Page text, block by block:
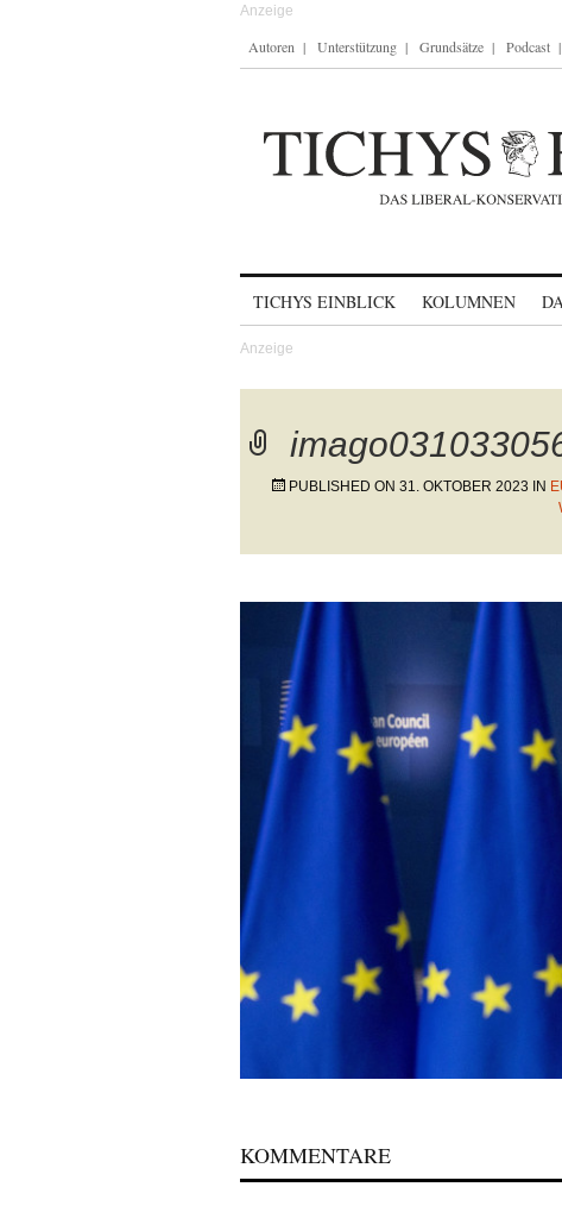
Autoren Unterstützung Grundsätze Podcast
TICHYS EINBLICK KOLUMNEN
PUBLISHED ON 31. OKTOBER 2023 IN
KOMMENTARE